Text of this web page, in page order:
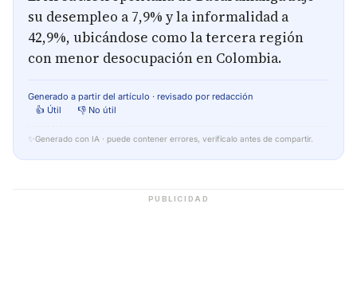
su desempleo a 7,9% y la informalidad a
42,9%, ubicándose como la tercera región
con menor desocupación en Colombia.
Generado a partir del artículo · revisado por redacción
👍 Útil
👎 No útil
✨ Generado con IA · puede contener errores, verifícalo antes de compartir.
PUBLICIDAD